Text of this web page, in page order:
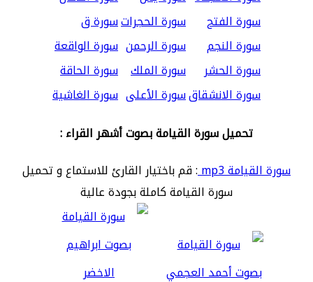
سورة الفتح
سورة الحجراتسورة ق
سورة النجم
سورة الرحمن سورة الواقعة
سورة الحشر
سورة الملك سورة الحاقة
سورة الانشقاقسورة الأعلى سورة الغاشية
تحميل سورة القيامة بصوت أشهر القراء :
سورة القيامة mp3
: قم باختيار القارئ للاستماع و تحميل
سورة القيامة كاملة بجودة عالية